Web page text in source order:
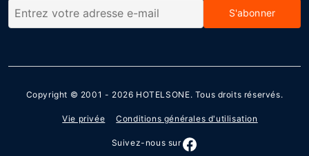
S'abonner
Copyright © 2001 - 2026 HOTELSONE. Tous droits réservés.
Vie privée Conditions générales d'utilisation
Suivez-nous sur